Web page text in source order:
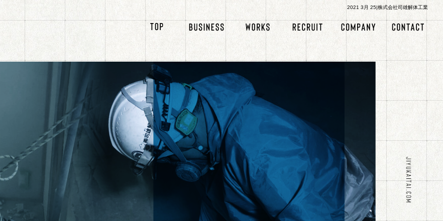
2021 3月 25|株式会社司雄解体工業